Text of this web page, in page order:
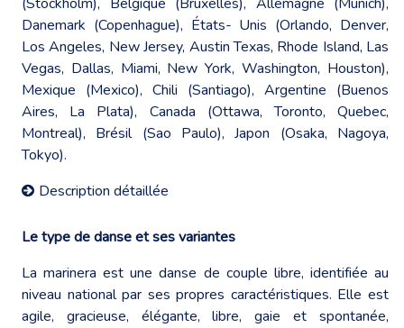
Danemark (Copenhague), États- Unis (Orlando, Denver,
Los Angeles, New Jersey, Austin Texas, Rhode Island, Las
Vegas, Dallas, Miami, New York, Washington, Houston),
Mexique (Mexico), Chili (Santiago), Argentine (Buenos
Aires, La Plata), Canada (Ottawa, Toronto, Quebec,
Montreal), Brésil (Sao Paulo), Japon (Osaka, Nagoya,
Tokyo).
Description détaillée
Le type de danse et ses variantes
La marinera est une danse de couple libre, identifiée au
niveau national par ses propres caractéristiques. Elle est
agile, gracieuse, élégante, libre, gaie et spontanée,